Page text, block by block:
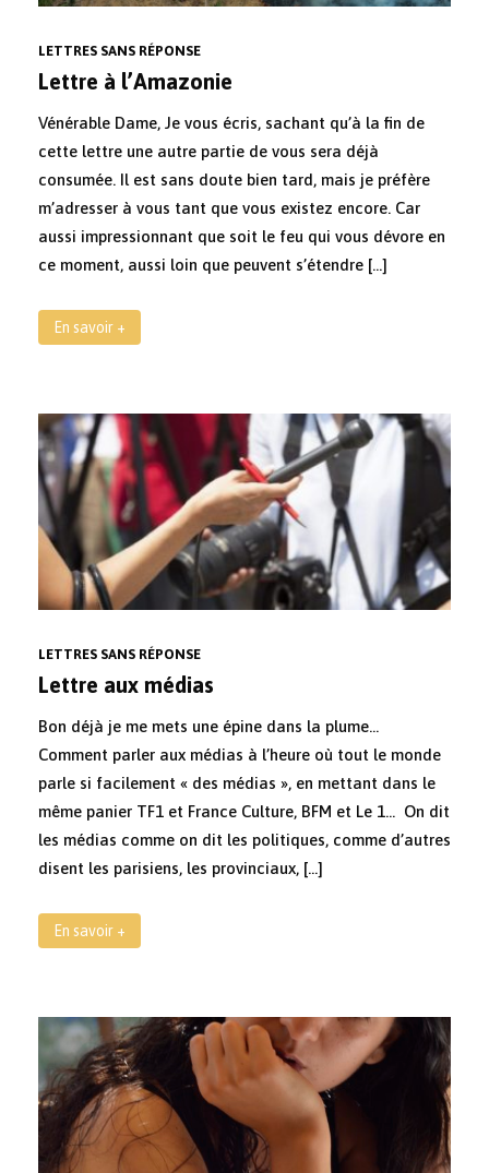
LETTRES SANS RÉPONSE
Lettre à l’Amazonie
Vénérable Dame, Je vous écris, sachant qu’à la fin de
cette lettre une autre partie de vous sera déjà
consumée. Il est sans doute bien tard, mais je préfère
m’adresser à vous tant que vous existez encore. Car
aussi impressionnant que soit le feu qui vous dévore en
ce moment, aussi loin que peuvent s’étendre […]
En savoir +
LETTRES SANS RÉPONSE
Lettre aux médias
Bon déjà je me mets une épine dans la plume…
Comment parler aux médias à l’heure où tout le monde
parle si facilement « des médias », en mettant dans le
même panier TF1 et France Culture, BFM et Le 1… On dit
les médias comme on dit les politiques, comme d’autres
disent les parisiens, les provinciaux, […]
En savoir +